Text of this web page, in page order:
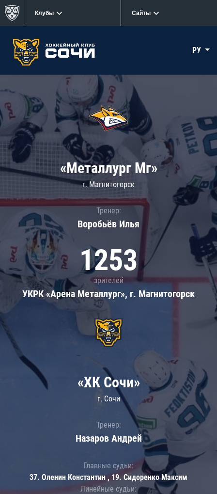
Клубы Сайты
РУ
«Металлург Мг»
г. Магнитогорск
Тренер:
Воробьёв Илья
1253
зрителей
УКРК «Арена Металлург», г. Магнитогорск
«ХК Сочи»
г. Сочи
Тренер:
Назаров Андрей
Главные судьи:
37. Оленин Константин , 19. Сидоренко Максим
Линейные судьи: